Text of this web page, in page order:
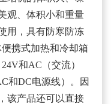
观、体积小和重量
用，具有防寒防冻
携式加热和冷却箱
和AC（交流）
和DC电源线）。因
该产品还可以直接